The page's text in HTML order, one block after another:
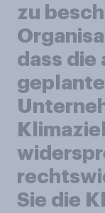
zu
dass die
Sie die